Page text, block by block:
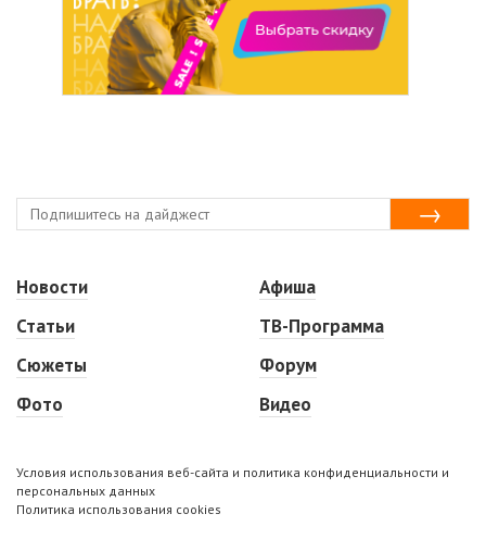
Новости
Статьи
Сюжеты
Фото
Афиша
ТВ-Программа
Форум
Видео
Условия использования веб-сайта и политика конфиденциальности и
персональных данных
Политика использования cookies